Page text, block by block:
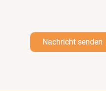
Nachricht senden